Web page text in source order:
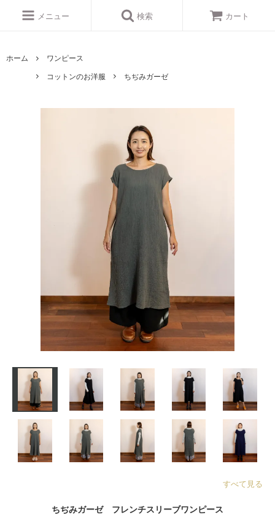
メニュー 検索 カート
ホーム
ワンピース
コットンのお洋服
ちぢみガーゼ
すべて見る
ちぢみガーゼ フレンチスリーブワンピース